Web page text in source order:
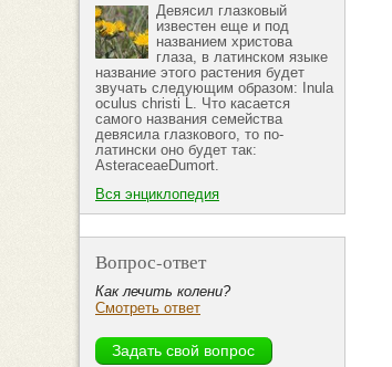
Девясил глазковый
известен еще и под
названием христова
глаза, в латинском языке
название этого растения будет
звучать следующим образом: Inula
oculus christi L. Что касается
самого названия семейства
девясила глазкового, то по-
латински оно будет так:
AsteraceaeDumort.
Вся энциклопедия
Вопрос-ответ
Как лечить колени?
Смотреть ответ